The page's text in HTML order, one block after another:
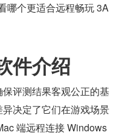
哪个更适合远程畅玩 3A
件介绍
评测结果客观公正的基
决定了它们在游戏场景
端远程连接 Windows